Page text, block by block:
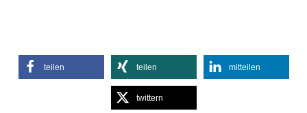
teilen teilen mitteilen
twittern